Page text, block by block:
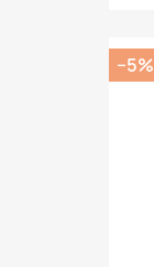
−5%